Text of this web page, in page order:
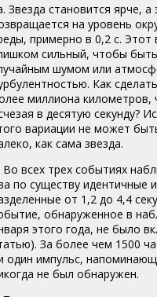
Звезда становится ярче, а
на уровень
примерно в 0,2 с. Этот
сильный, чтобы
шумом или
Как
миллиона километров,
в десятую секунду?
вариации не может
как сама звезда.
Во всех трех событиях
по существу идентичные
от 1,2 до 4,4
обнаруженное в
этого года, не было
За более чем 1500
один импульс,
не был обнаружен.